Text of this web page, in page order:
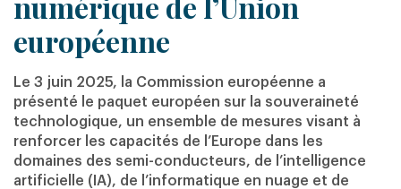
européenne
Le 3 juin 2025, la Commission européenne a
présenté le paquet européen sur la souveraineté
technologique, un ensemble de mesures visant à
renforcer les capacités de l’Europe dans les
domaines des semi-conducteurs, de l’intelligence
artificielle (IA), de l’informatique en nuage et de